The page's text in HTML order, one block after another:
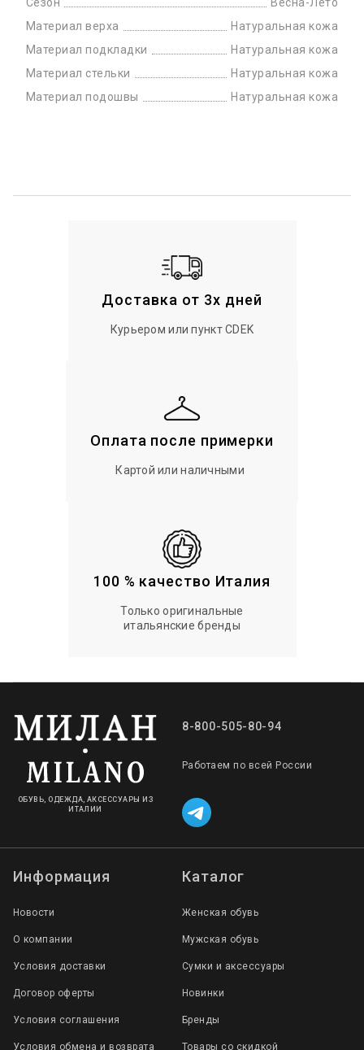
Материал верха
Натуральная кожа
Материал подкладки
Натуральная кожа
Материал стельки
Натуральная кожа
Материал подошвы
Натуральная кожа
Доставка от 3х дней
Курьером или пункт CDEK
Оплата после примерки
Картой или наличными
100 % качество Италия
Только оригинальные
итальянские бренды
ОБУВЬ, ОДЕЖДА, АКСЕССУАРЫ ИЗ
ИТАЛИИ
8-800-505-80-94
Работаем по всей России
Информация
Новости
О компании
Условия доставки
Договор оферты
Условия соглашения
Условия обмена и возврата
Каталог
Женская обувь
Мужская обувь
Сумки и аксессуары
Новинки
Бренды
Товары со скидкой